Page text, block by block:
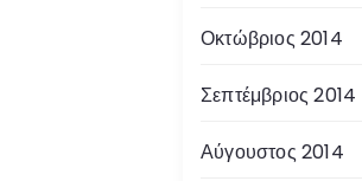
Οκτώβριος 2014
Σεπτέμβριος 2014
Αύγουστος 2014